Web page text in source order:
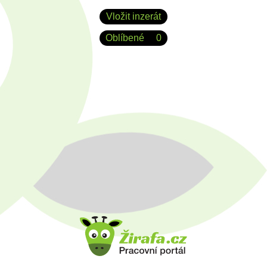
Vložit inzerát
Oblíbené 0